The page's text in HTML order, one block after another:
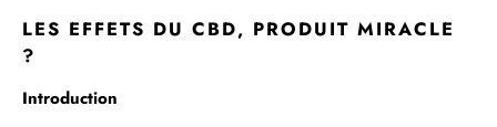
LES EFFETS DU CBD, PRODUIT MIRACLE
?
Introduction